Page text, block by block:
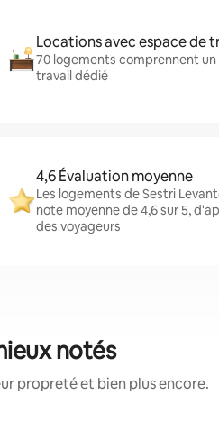
Locations avec espace de
70 logements comprennent
travail dédié
4,6 Évaluation moyenne
Les logements de Sestri
note moyenne de 4,6 sur 5,
des voyageurs
notés
propreté et bien plus encore.